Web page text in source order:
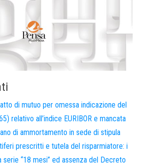
di mutuo per omessa indicazione del
relativo all’indice EURIBOR e mancata
di ammortamento in sede di stipula
prescritti e tutela del risparmiatore: i
serie “18 mesi” ed assenza del Decreto